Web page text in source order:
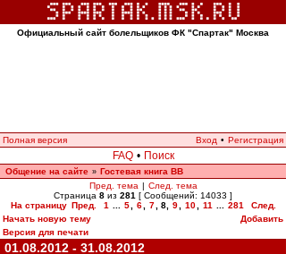
Официальный сайт болельщиков ФК "Спартак" Москва
Полная версия Вход • Регистрация
FAQ • Поиск
Общение на сайте » Гостевая книга ВВ
Пред. тема | След. тема
Страница 8 из 281 [ Сообщений: 14033 ]
На страницу Пред. 1 5 6 7 8, 9 10 11 281
След.
Начать новую тему
Добавить
Версия для печати
01.08.2012 - 31.08.2012